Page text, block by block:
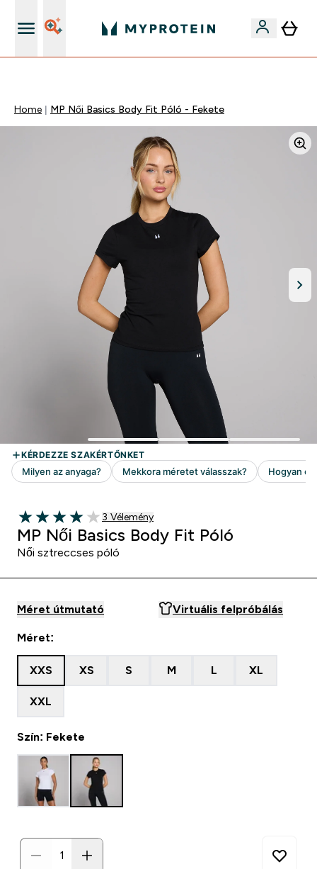
Home MP Női Basics Body Fit Póló - Fekete
4 out of 5 stars
3 customer reviews
3 Vélemény
MP Női Basics Body Fit Póló
Női sztreccses póló
Méret útmutató Virtuális felpróbálás
Méret:
XXS XS S M L XL
XXL
Szín: Fekete